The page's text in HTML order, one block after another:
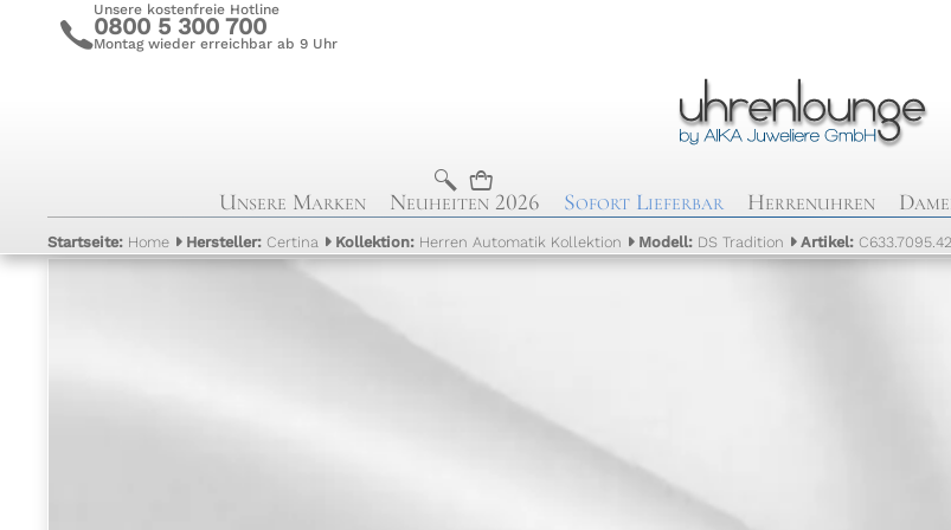
c
Unsere kostenfreie Hotline
0800 5 300 700
Montag wieder erreichbar ab 9 Uhr
b n
Unsere Marken Neuheiten 2026 Sofort Lieferbar Herrenuhren
Startseite: Home Hersteller: Certina Kollektion: Herren Automatik Kollektion Modell: DS Tradition Artikel: